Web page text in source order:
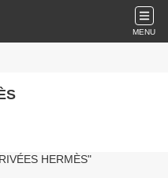
MENU